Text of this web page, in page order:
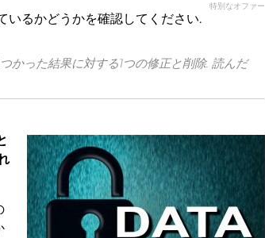
特別なオファー
いるかどうかを確認してください.
かった結果に対する1つの修正と削除. 読んだ